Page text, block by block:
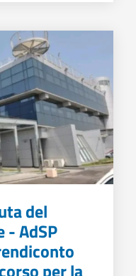
del
- AdSP